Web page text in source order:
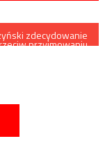
zdecydowanie
przyjmowaniu